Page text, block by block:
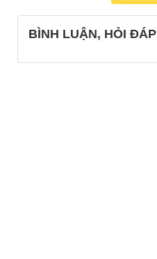
BÌNH LUẬN, HỎI ĐÁP